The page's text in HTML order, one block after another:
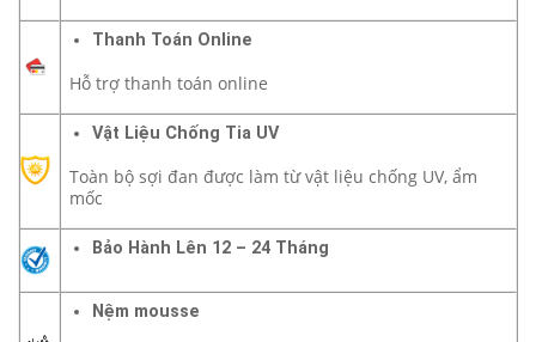
Thanh Toán Online
Hỗ trợ thanh toán online
Vật Liệu Chống Tia UV
Toàn bộ sợi đan được làm từ vật liệu chống UV, ẩm
mốc
Bảo Hành Lên 12 – 24 Tháng
Nệm mousse